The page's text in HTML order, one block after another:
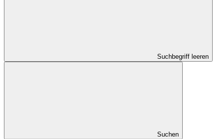
Suchbegriff leeren
Suchen